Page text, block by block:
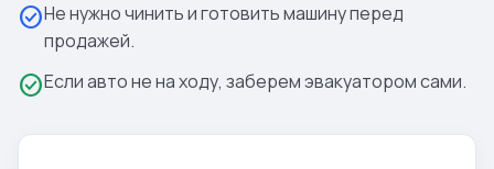
check_circleНе нужно чинить и готовить машину перед
продажей.
check_circleЕсли авто не на ходу, заберем эвакуатором сами.